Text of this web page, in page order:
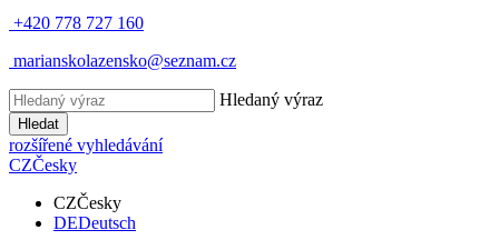
+420 778 727 160
marianskolazensko@seznam.cz
Hledaný výraz
Hledat
rozšířené vyhledávání
CZČesky
CZČesky
DEDeutsch